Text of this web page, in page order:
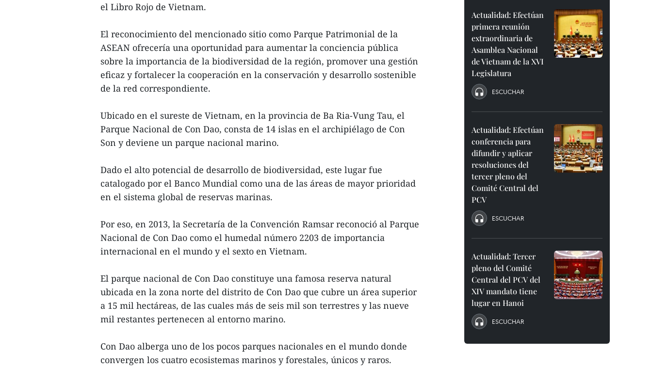
el Libro Rojo de Vietnam.
El reconocimiento del mencionado sitio como Parque Patrimonial de la
ASEAN ofrecería una oportunidad para aumentar la conciencia pública
sobre la importancia de la biodiversidad de la región, promover una gestión
eficaz y fortalecer la cooperación en la conservación y desarrollo sostenible
de la red correspondiente.
Ubicado en el sureste de Vietnam, en la provincia de Ba Ria-Vung Tau, el
Parque Nacional de Con Dao, consta de 14 islas en el archipiélago de Con
Son y deviene un parque nacional marino.
Dado el alto potencial de desarrollo de biodiversidad, este lugar fue
catalogado por el Banco Mundial como una de las áreas de mayor prioridad
en el sistema global de reservas marinas.
Por eso, en 2013, la Secretaría de la Convención Ramsar reconoció al Parque
Nacional de Con Dao como el humedal número 2203 de importancia
internacional en el mundo y el sexto en Vietnam.
El parque nacional de Con Dao constituye una famosa reserva natural
ubicada en la zona norte del distrito de Con Dao que cubre un área superior
a 15 mil hectáreas, de las cuales más de seis mil son terrestres y las nueve
mil restantes pertenecen al entorno marino.
Con Dao alberga uno de los pocos parques nacionales en el mundo donde
convergen los cuatro ecosistemas marinos y forestales, únicos y raros.
Actualidad: Efectúan
primera reunión
extraordinaria de
Asamblea Nacional
de Vietnam de la XVI
Legislatura
ESCUCHAR
Actualidad: Efectúan
conferencia para
difundir y aplicar
resoluciones del
tercer pleno del
Comité Central del
PCV
ESCUCHAR
Actualidad: Tercer
pleno del Comité
Central del PCV del
XIV mandato tiene
lugar en Hanoi
ESCUCHAR